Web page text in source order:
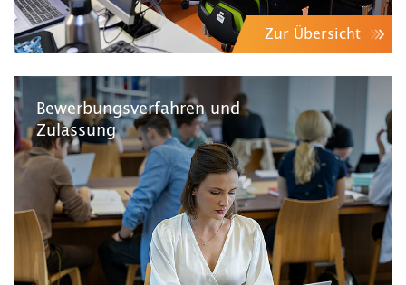
Zur Übersicht
Bewerbungsverfahren und
Zulassung